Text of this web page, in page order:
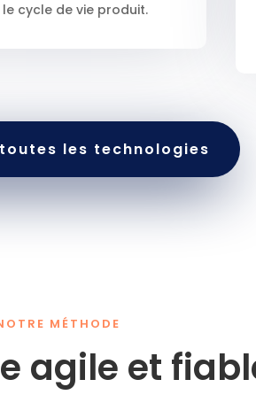
cycle de vie produit.
les technologies
MÉTHODE
agile et